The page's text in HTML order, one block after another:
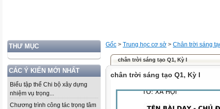
THƯ MỤC
CÁC Ý KIẾN MỚI NHẤT
Biểu tập thể Chi bộ xây dựng
nhiệm vụ trọng...
Chương trình công tác trọng tâm
Gốc > Trung học cơ sở > Chân trời sáng
chân trời sáng tạo Q1, Kỳ I
chân trời sáng tạo Q1, Kỳ I